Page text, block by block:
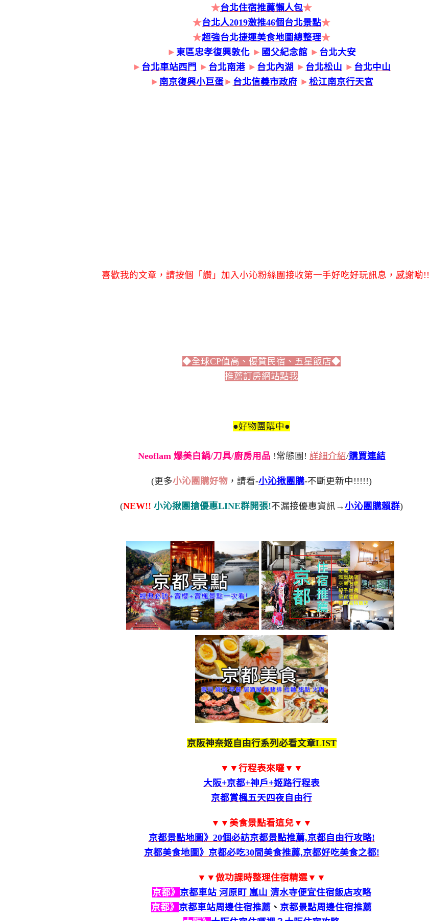
★台北住宿推薦懶人包★
★台北人2019激推46個台北景點★
★超強台北捷運美食地圖總整理★
► 東區忠孝復興敦化 ► 國父紀念館 ► 台北大安
► 台北車站西門 ► 台北南港 ► 台北內湖 ► 台北松山 ► 台北中山
► 南京復興小巨蛋► 台北信義市政府► 松江南京行天宮
喜歡我的文章，請按個「讚」加入小沁粉絲團接收第一手好吃好玩訊息，感謝喲!!
◆全球CP值高、優質民宿、五星飯店◆
推薦訂房網站點我
●好物團購中●
Neoflam 爆美白鍋/刀具/廚房用品 !常態團! 詳細介紹/購買連結
(更多小沁團購好物 ，請看-小沁揪團購-不斷更新中!!!!!)
(NEW!! 小沁揪團搶優惠LINE群開張!不漏接優惠資訊→小沁團購賴群)
京阪神奈姬自由行系列必看文章LIST
▼▼行程表來囉▼▼
大阪+京都+神戶+姬路行程表
京都賞楓五天四夜自由行
▼▼美食景點看這兒▼▼
京都景點地圖》20個必訪京都景點推薦,京都自由行攻略!
京都美食地圖》京都必吃30間美食推薦,京都好吃美食之都!
▼▼做功課時整理住宿精選▼▼
京都》 京都車站 河原町 嵐山 清水寺便宜住宿飯店攻略
京都》 京都車站周邊住宿推薦 、 京都景點周邊住宿推薦